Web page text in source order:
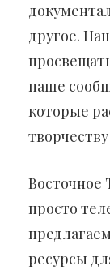
другое.
наше
которые
Восточное
просто
ресурсы